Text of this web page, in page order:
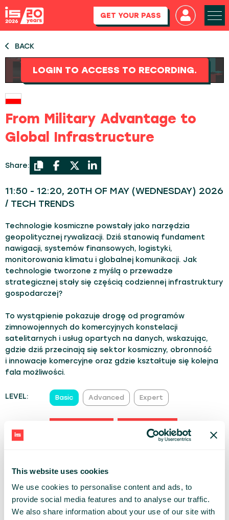
This website uses cookies
We use cookies to personalise content and ads, to
provide social media features and to analyse our traffic.
We also share information about your use of our site with
GET YOUR PASS
BACK
LOGIN TO ACCESS TO RECORDING.
From Military Advantage to
Global Infrastructure
Share:
11:50 - 12:20, 20TH OF MAY (WEDNESDAY) 2026
/ TECH TRENDS
Technologie kosmiczne powstały jako narzędzia
geopolitycznej rywalizacji. Dziś stanowią fundament
nawigacji, systemów finansowych, logistyki,
monitorowania klimatu i globalnej komunikacji. Jak
technologie tworzone z myślą o przewadze
strategicznej stały się częścią codziennej infrastruktury
gospodarczej?
To wystąpienie pokazuje drogę od programów
zimnowojennych do komercyjnych konstelacji
satelitarnych i usług opartych na danych, wskazując,
gdzie dziś przecinają się sektor kosmiczny, obronność
i innowacje komercyjne oraz gdzie kształtuje się kolejna
fala możliwości.
LEVEL: Basic Advanced Expert
TOPICS: Space
JUSTYNA PELC
NEW SPACE MARKETING, RESQUANT